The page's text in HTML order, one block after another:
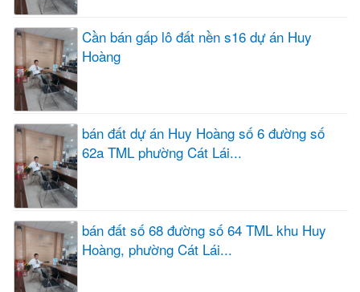
Cần bán gấp lô đất nền s16 dự án Huy
Hoàng
bán đất dự án Huy Hoàng số 6 đường số
62a TML phường Cát Lái...
bán đất số 68 đường số 64 TML khu Huy
Hoàng, phường Cát Lái...